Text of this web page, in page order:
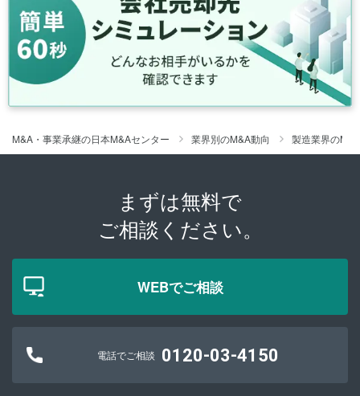
M&A・事業承継の日本M&Aセンター 業界別のM&A動向 製造業界のM&A
まずは無料で
ご相談ください。
WEBでご相談
電話でご相談 0120-03-4150